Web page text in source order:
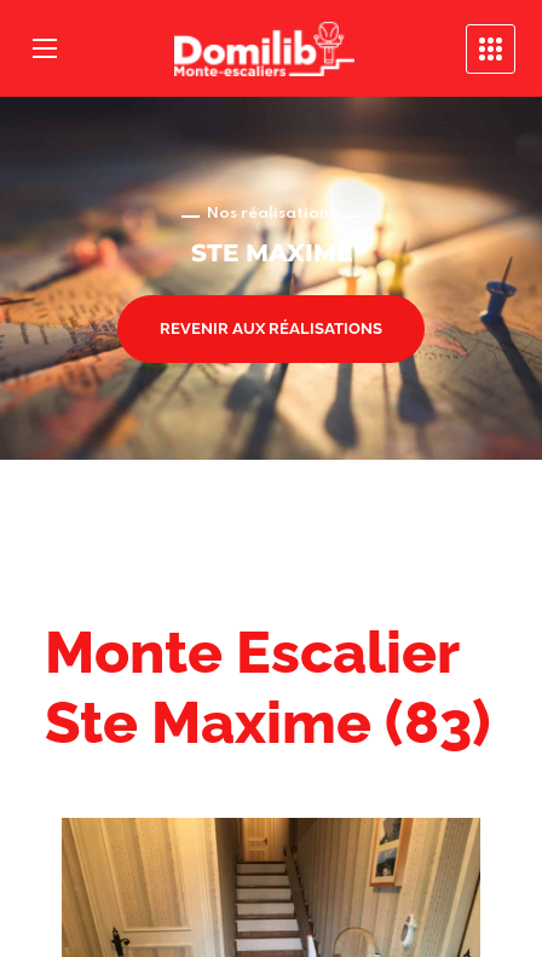
Nos réalisations
STE MAXIME
REVENIR AUX RÉALISATIONS
Monte Escalier
Ste Maxime (83)